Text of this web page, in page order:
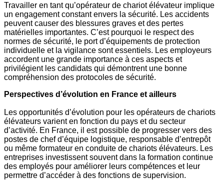
Travailler en tant qu’opérateur de chariot élévateur implique
un engagement constant envers la sécurité. Les accidents
peuvent causer des blessures graves et des pertes
matérielles importantes. C’est pourquoi le respect des
normes de sécurité, le port d’équipements de protection
individuelle et la vigilance sont essentiels. Les employeurs
accordent une grande importance à ces aspects et
privilégient les candidats qui démontrent une bonne
compréhension des protocoles de sécurité.
Perspectives d’évolution en France et ailleurs
Les opportunités d’évolution pour les opérateurs de chariots
élévateurs varient en fonction du pays et du secteur
d’activité. En France, il est possible de progresser vers des
postes de chef d’équipe logistique, responsable d’entrepôt
ou même formateur en conduite de chariots élévateurs. Les
entreprises investissent souvent dans la formation continue
des employés pour améliorer leurs compétences et leur
permettre d’accéder à des fonctions de supervision.